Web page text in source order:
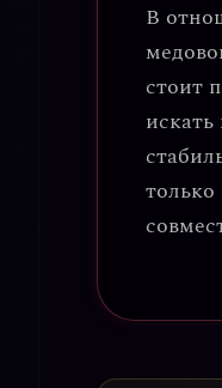
В
стоит